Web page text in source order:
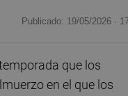
Publicado: 19/05/2026 ·
que los
en el que los